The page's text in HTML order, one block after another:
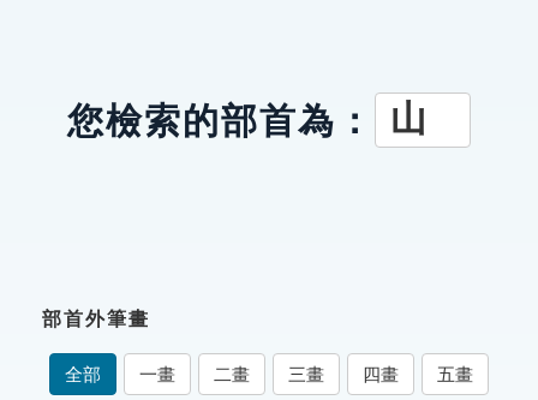
成語故事
索引選單
您檢索的部首為： 山
部首外筆畫
全部 一畫 二畫 三畫 四畫 五畫